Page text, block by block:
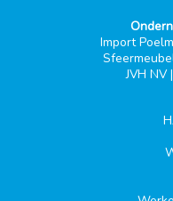
Import
JVH NV